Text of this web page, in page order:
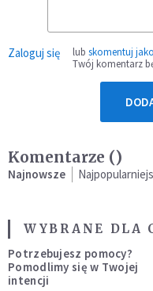
Zaloguj się lub skomentuj
Twój komentarz
Komentarze ()
Najnowsze
WYBRANE DLA
Potrzebujesz pomocy?
Pomodlimy się w Twojej
intencji